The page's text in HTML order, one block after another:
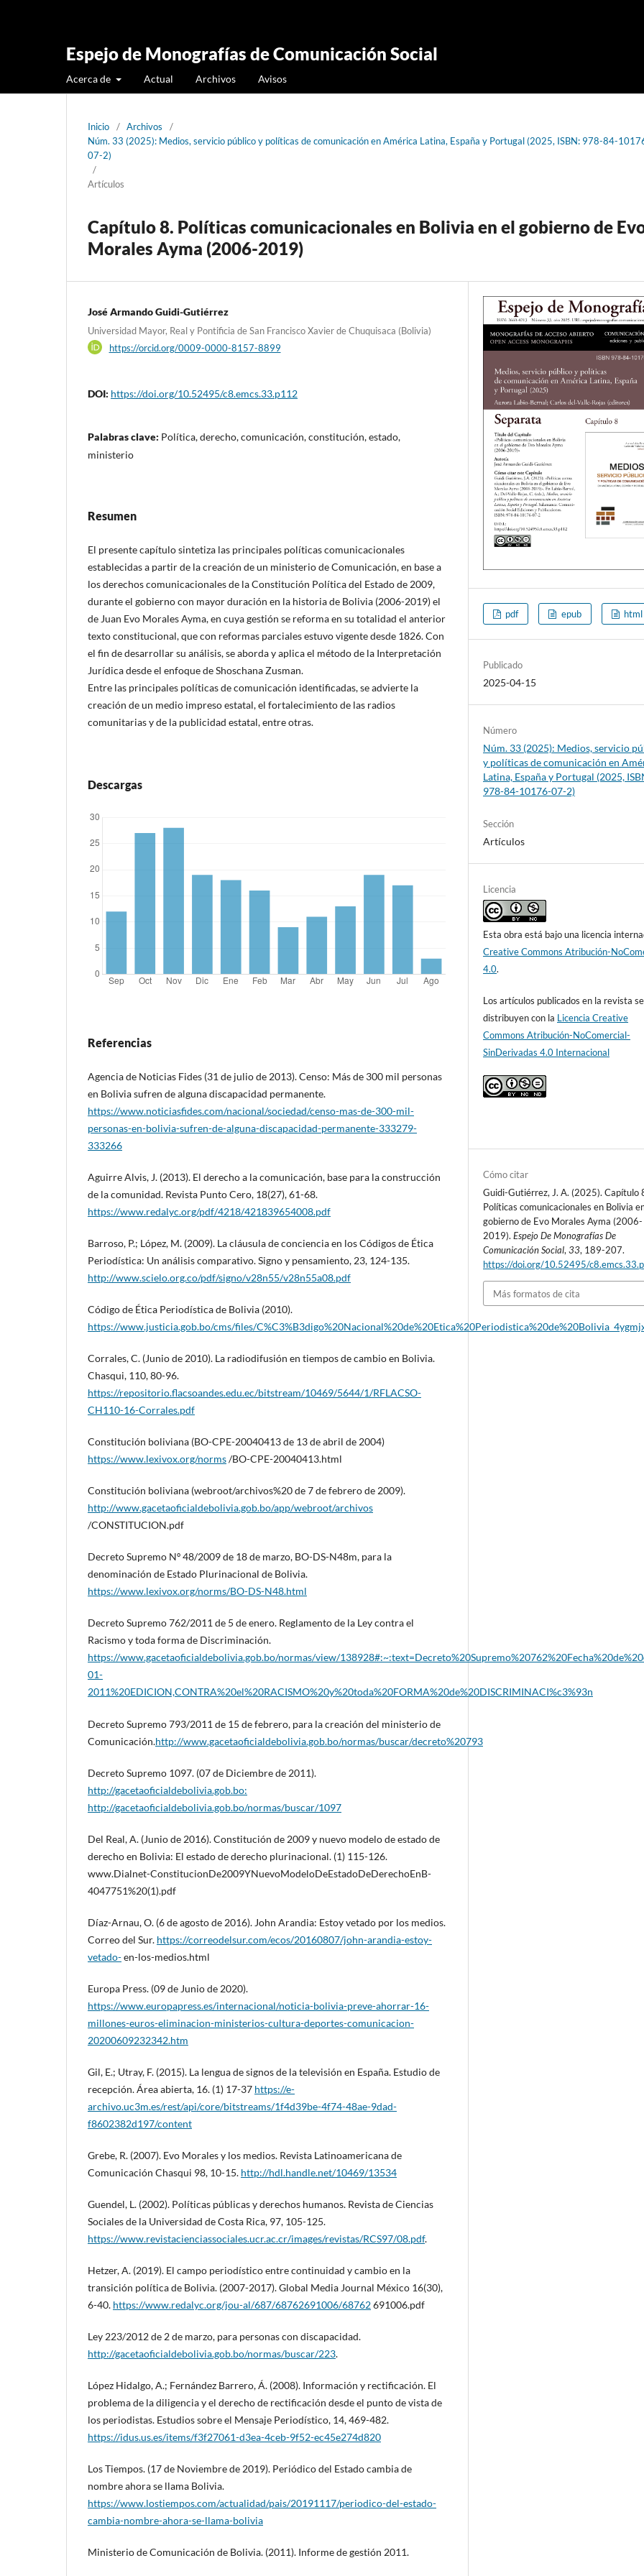
Espejo de Monografías de Comunicación Social
Acerca de Actual Archivos Avisos
Inicio / Archivos
/
Núm. 33 (2025): Medios, servicio público y políticas de comunicación en América Latina, España y Portugal (2025, ISBN: 978-84-
07-2)
/
Artículos
Capítulo 8. Políticas comunicacionales en Bolivia en el gobierno de
Morales Ayma (2006-2019)
José Armando Guidi-Gutiérrez
Universidad Mayor, Real y Pontificia de San Francisco Xavier de Chuquisaca (Bolivia)
https://orcid.org/0009-0000-8157-8899
DOI: https://doi.org/10.52495/c8.emcs.33.p112
Palabras clave: Política, derecho, comunicación, constitución, estado,
ministerio
Resumen
El presente capítulo sintetiza las principales políticas comunicacionales
establecidas a partir de la creación de un ministerio de Comunicación, en base a
los derechos comunicacionales de la Constitución Política del Estado de 2009,
durante el gobierno con mayor duración en la historia de Bolivia (2006-2019) el
de Juan Evo Morales Ayma, en cuya gestión se reforma en su totalidad el anterior
texto constitucional, que con reformas parciales estuvo vigente desde 1826. Con
el fin de desarrollar su análisis, se aborda y aplica el método de la Interpretación
Jurídica desde el enfoque de Shoschana Zusman.
Entre las principales políticas de comunicación identificadas, se advierte la
creación de un medio impreso estatal, el fortalecimiento de las radios
comunitarias y de la publicidad estatal, entre otras.
Descargas
Referencias
Agencia de Noticias Fides (31 de julio de 2013). Censo: Más de 300 mil personas
en Bolivia sufren de alguna discapacidad permanente.
https://www.noticiasfides.com/nacional/sociedad/censo-mas-de-300-mil-
personas-en-bolivia-sufren-de-alguna-discapacidad-permanente-333279-
333266
Aguirre Alvis, J. (2013). El derecho a la comunicación, base para la construcción
de la comunidad. Revista Punto Cero, 18(27), 61-68.
https://www.redalyc.org/pdf/4218/421839654008.pdf
Barroso, P.; López, M. (2009). La cláusula de conciencia en los Códigos de Ética
Periodística: Un análisis comparativo. Signo y pensamiento, 23, 124-135.
http://www.scielo.org.co/pdf/signo/v28n55/v28n55a08.pdf
Código de Ética Periodística de Bolivia (2010).
https://www.justicia.gob.bo/cms/files/
Corrales, C. (Junio de 2010). La radiodifusión en tiempos de cambio en Bolivia.
Chasqui, 110, 80-96.
https://repositorio.flacsoandes.edu.ec/bitstream/10469/5644/1/RFLACSO-
CH110-16-Corrales.pdf
Constitución boliviana (BO-CPE-20040413 de 13 de abril de 2004)
https://www.lexivox.org/norms/BO-CPE-20040413.html
Constitución boliviana (webroot/archivos%20 de 7 de febrero de 2009).
http://www.gacetaoficialdebolivia.gob.bo/app/webroot/archivos
/CONSTITUCION.pdf
Decreto Supremo Nº 48/2009 de 18 de marzo, BO-DS-N48m, para la
denominación de Estado Plurinacional de Bolivia.
https://www.lexivox.org/norms/BO-DS-N48.html
Decreto Supremo 762/2011 de 5 de enero. Reglamento de la Ley contra el
Racismo y toda forma de Discriminación.
https://www.gacetaoficialdebolivia.gob.bo/normas/view/
01-
2011%20EDICION,CONTRA%20el%20RACISMO%20y%20toda%20FORMA%20de%20DISCRIMINACI%c3%93n
Decreto Supremo 793/2011 de 15 de febrero, para la creación del ministerio de
Comunicación.http://www.gacetaoficialdebolivia.gob.bo/normas/buscar/decreto%20793
Decreto Supremo 1097. (07 de Diciembre de 2011).
http://gacetaoficialdebolivia.gob.bo:
http://gacetaoficialdebolivia.gob.bo/normas/buscar/1097
Del Real, A. (Junio de 2016). Constitución de 2009 y nuevo modelo de estado de
derecho en Bolivia: El estado de derecho plurinacional. (1) 115-126.
www.Dialnet-ConstitucionDe2009YNuevoModeloDeEstadoDeDerechoEnB-
4047751%20(1).pdf
Díaz-Arnau, O. (6 de agosto de 2016). John Arandia: Estoy vetado por los medios.
Correo del Sur. https://correodelsur.com/ecos/20160807/john-arandia-estoy-
vetado-en-los-medios.html
Europa Press. (09 de Junio de 2020).
https://www.europapress.es/internacional/noticia-bolivia-preve-ahorrar-16-
millones-euros-eliminacion-ministerios-cultura-deportes-comunicacion-
20200609232342.htm
Gil, E.; Utray, F. (2015). La lengua de signos de la televisión en España. Estudio de
recepción. Área abierta, 16. (1) 17-37 https://e-
archivo.uc3m.es/rest/api/core/bitstreams/1f4d39be-4f74-48ae-9dad-
f8602382d197/content
Grebe, R. (2007). Evo Morales y los medios. Revista Latinoamericana de
Comunicación Chasqui 98, 10-15. http://hdl.handle.net/10469/13534
Guendel, L. (2002). Políticas públicas y derechos humanos. Revista de Ciencias
Sociales de la Universidad de Costa Rica, 97, 105-125.
https://www.revistacienciassociales.ucr.ac.cr/images/revistas/RCS97/08.pdf.
Hetzer, A. (2019). El campo periodístico entre continuidad y cambio en la
transición política de Bolivia. (2007-2017). Global Media Journal México 16(30),
6-40. https://www.redalyc.org/jou-al/687/68762691006/68762691006.pdf
Ley 223/2012 de 2 de marzo, para personas con discapacidad.
http://gacetaoficialdebolivia.gob.bo/normas/buscar/223.
López Hidalgo, A.; Fernández Barrero, Á. (2008). Información y rectificación. El
problema de la diligencia y el derecho de rectificación desde el punto de vista de
los periodistas. Estudios sobre el Mensaje Periodístico, 14, 469-482.
https://idus.us.es/items/f3f27061-d3ea-4ceb-9f52-ec45e274d820
Los Tiempos. (17 de Noviembre de 2019). Periódico del Estado cambia de
nombre ahora se llama Bolivia.
https://www.lostiempos.com/actualidad/pais/20191117/periodico-del-estado-
cambia-nombre-ahora-se-llama-bolivia
Ministerio de Comunicación de Bolivia. (2011). Informe de gestión 2011.
pdf epub html
Publicado
2025-04-15
Número
Núm. 33 (2025): Medios, servicio
y políticas de comunicación en
Latina, España y Portugal (2025,
978-84-10176-07-2)
Sección
Artículos
Licencia
Esta obra está bajo una licencia
Creative Commons Atribución-
4.0.
Los artículos publicados en la revista se
distribuyen con la Licencia Creative
Commons Atribución-NoComercial-
SinDerivadas 4.0 Internacional
Cómo citar
Guidi-Gutiérrez, J. A. (2025). Capítulo
Políticas comunicacionales en Bolivia
gobierno de Evo Morales Ayma (2006-
2019).Espejo De Monografías De
Comunicación Social,33, 189-207.
https://doi.org/10.52495/
Más formatos de cita